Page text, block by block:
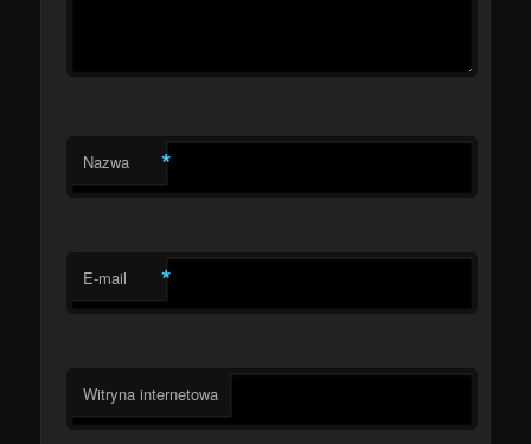
Nazwa *
E-mail *
Witryna internetowa